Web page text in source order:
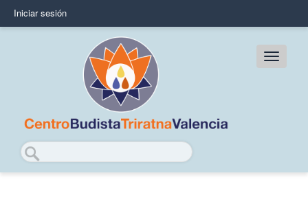
principal
User
Iniciar sesión
Main
Buscar